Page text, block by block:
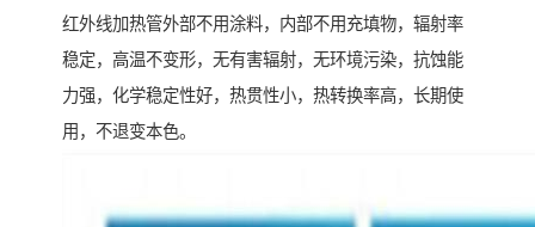
红外线加热管外部不用涂料，内部不用充填物，辐射率
稳定，高温不变形，无有害辐射，无环境污染，抗蚀能
力强，化学稳定性好，热贯性小，热转换率高，长期使
用，不退变本色。